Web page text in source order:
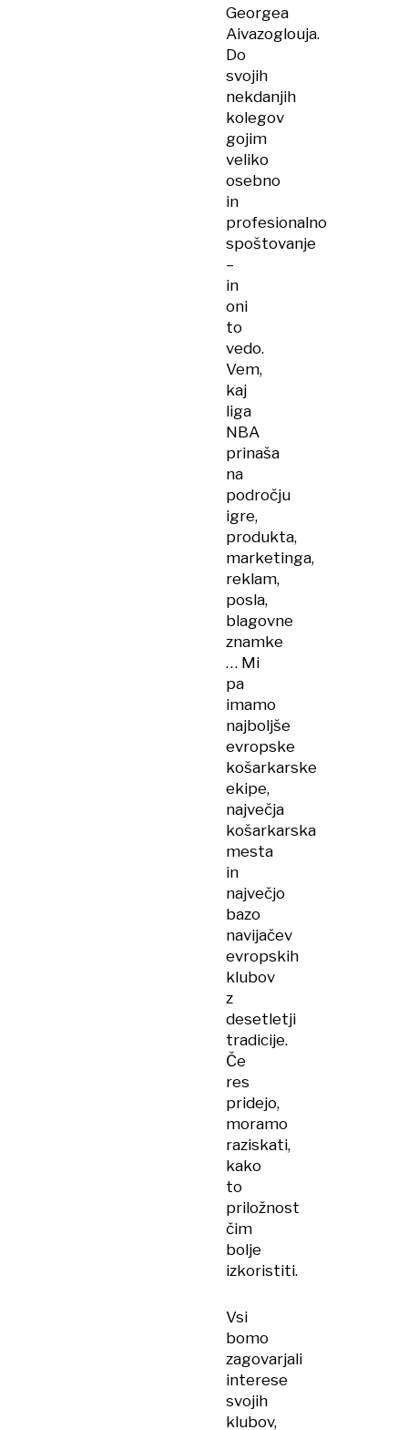
Georgea
Aivazoglouja.
Do
svojih
nekdanjih
kolegov
gojim
veliko
osebno
in
profesionalno
spoštovanje
–
in
oni
to
vedo.
Vem,
kaj
liga
NBA
prinaša
na
področju
igre,
produkta,
marketinga,
reklam,
posla,
blagovne
znamke
… Mi
pa
imamo
najboljše
evropske
košarkarske
ekipe,
največja
košarkarska
mesta
in
največjo
bazo
navijačev
evropskih
klubov
z
desetletji
tradicije.
Če
res
pridejo,
moramo
raziskati,
kako
to
priložnost
čim
bolje
izkoristiti.
Vsi
bomo
zagovarjali
interese
svojih
klubov,